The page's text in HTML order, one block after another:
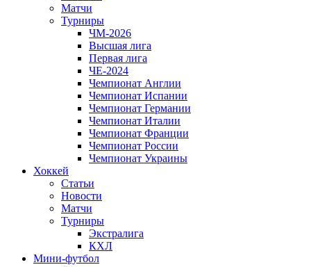
Матчи
Турниры
ЧМ-2026
Высшая лига
Первая лига
ЧЕ-2024
Чемпионат Англии
Чемпионат Испании
Чемпионат Германии
Чемпионат Италии
Чемпионат Франции
Чемпионат России
Чемпионат Украины
Хоккей
Статьи
Новости
Матчи
Турниры
Экстралига
КХЛ
Мини-футбол